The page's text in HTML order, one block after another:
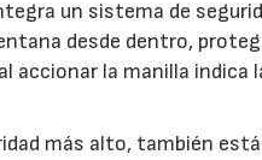
un sistema de
desde dentro,
accionar la manilla indica
más alto, también